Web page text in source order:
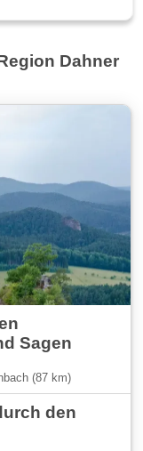
Dahner
Sagen
(87 km)
den